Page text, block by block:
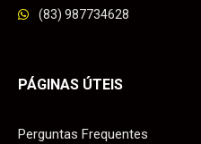
(83) 987734628
PÁGINAS ÚTEIS
Perguntas Frequentes